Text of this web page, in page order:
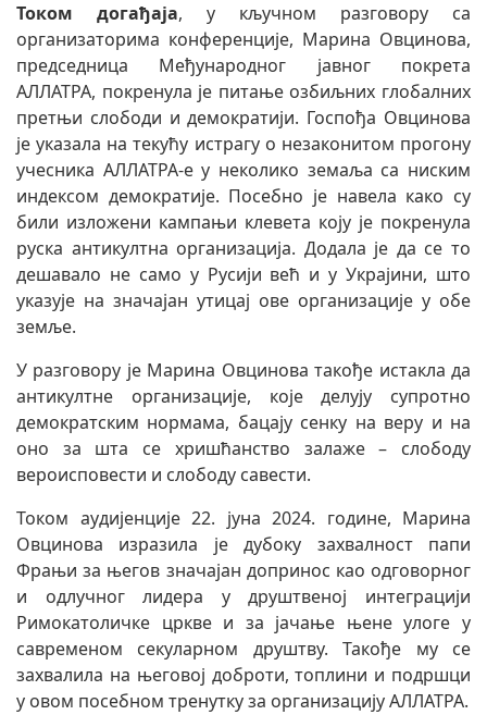
Током догађаја, у кључном разговору са
организаторима конференције, Марина Овцинова,
председница Међународног јавног покрета
АЛЛАТРА, покренула је питање озбиљних глобалних
претњи слободи и демократији. Госпођа Овцинова
је указала на текућу истрагу о незаконитом прогону
учесника АЛЛАТРА-е у неколико земаља са ниским
индексом демократије. Посебно је навела како су
били изложени кампањи клевета коју је покренула
руска антикултна организација. Додала је да се то
дешавало не само у Русији већ и у Украјини, што
указује на значајан утицај ове организације у обе
земље.
У разговору је Марина Овцинова такође истакла да
антикултне организације, које делују супротно
демократским нормама, бацају сенку на веру и на
оно за шта се хришћанство залаже – слободу
вероисповести и слободу савести.
Током аудијенције 22. јуна 2024. године, Марина
Овцинова изразила је дубоку захвалност папи
Фрањи за његов значајан допринос као одговорног
и одлучног лидера у друштвеној интеграцији
Римокатоличке цркве и за јачање њене улоге у
савременом секуларном друштву. Такође му се
захвалила на његовој доброти, топлини и подршци
у овом посебном тренутку за организацију АЛЛАТРА.